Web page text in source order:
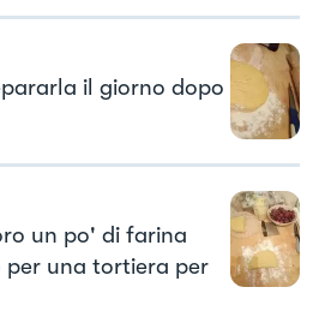
il giorno dopo
un po' di farina
per una tortiera per